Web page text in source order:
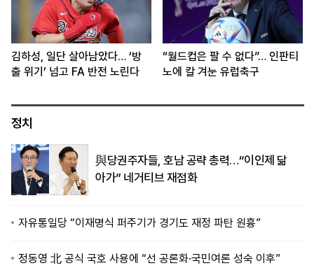
김하성, 일단 살아남았다… ‘방
출 위기’ 넘고 FA 반전 노린다
“월드컵은 팔 수 없다”… 인판티
노에 칼 겨눈 유럽축구
정치
與당권주자들, 호남 공략 총력…“이인제 닮
아가” 네거티브 재점화
자유통일당 “이재명식 퍼주기가 경기도 재정 파탄 원흉”
정동영 北 공식 국호 사용에 “선 공론화·국민여론 성숙 이후”